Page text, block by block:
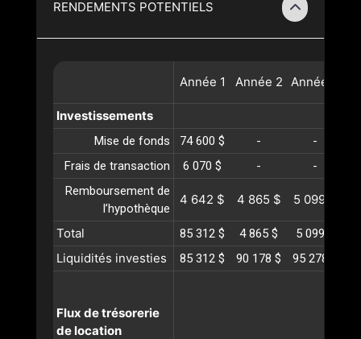
RENDEMENTS POTENTIELS
Année 1 Année 2 Année
Investissements
Mise de fonds 74 600 $ -
-
Frais de transaction
6 070 $ -
-
Remboursement de
l’hypothèque
4 642 $ 4 865 $ 5 099 $
Total 85 312 $ 4 865 $ 5 099 $
Liquidités investies 85 312 $ 90 178 $ 95 278 $
Flux de trésorerie
de location